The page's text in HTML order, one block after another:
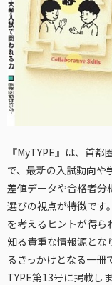
『MyTYPE』は、首
で、最新の入試動向や
差値データや合格者分
選びの視点が特徴です
を考えるヒントが得ら
知る貴重な情報源とな
るきっかけとなる一
TYPE第13号に掲載し